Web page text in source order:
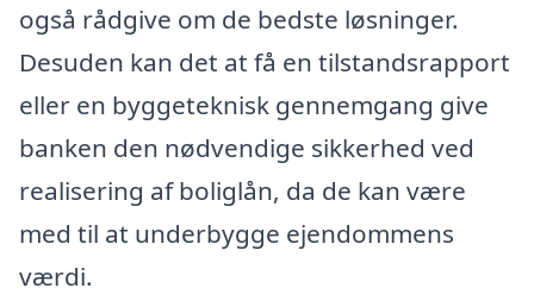
også rådgive om de bedste løsninger.
Desuden kan det at få en tilstandsrapport
eller en byggeteknisk gennemgang give
banken den nødvendige sikkerhed ved
realisering af boliglån, da de kan være
med til at underbygge ejendommens
værdi.